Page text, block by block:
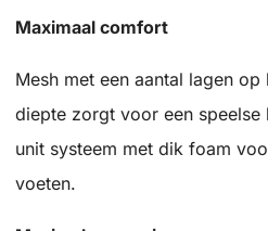
Maximaal comfort
Mesh met een aantal lagen
diepte zorgt voor een
unit systeem met dik foam
voeten.